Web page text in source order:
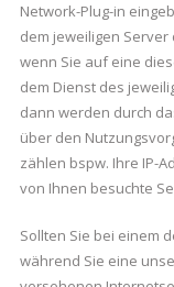
Network-Plug-in
dem jeweiligen Server
wenn Sie auf eine
dem Dienst des
dann werden durch
über den
zählen bspw. Ihre IP-
von Ihnen besuchte
Sollten Sie bei einem
während Sie eine